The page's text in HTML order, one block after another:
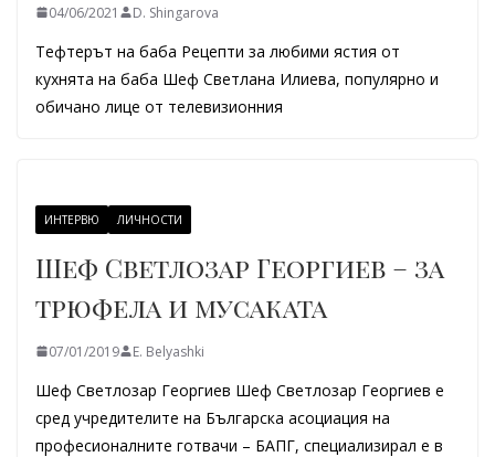
04/06/2021 D. Shingarova
Тефтерът на баба Рецепти за любими ястия от
кухнята на баба Шеф Светлана Илиева, популярно и
обичано лице от телевизионния
ИНТЕРВЮ ЛИЧНОСТИ
Шеф Светлозар Георгиев – за
трюфела и мусаката
07/01/2019 E. Belyashki
Шеф Светлозар Георгиев Шеф Светлозар Георгиев е
сред учредителите на Българска асоциация на
професионалните готвачи – БАПГ, специализирал е в